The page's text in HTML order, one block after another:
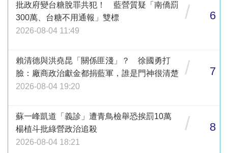
批政府變台糖脫罪共犯！ 藍營質疑「南僑罰
300萬、台糖不用通報」雙標
2026-08-04 11:49
/ 6
賴清德與洪堯昆「關係匪淺」？ 徐國勇打
臉：廠商政治獻金都捐藍軍，誰是門神很清楚
2026-08-04 19:20
/ 7
蘇一峰凱道「義診」遭青鳥檢舉恐挨罰10萬
楊植斗批綠營政治追殺
2026-08-04 18:21
/ 8